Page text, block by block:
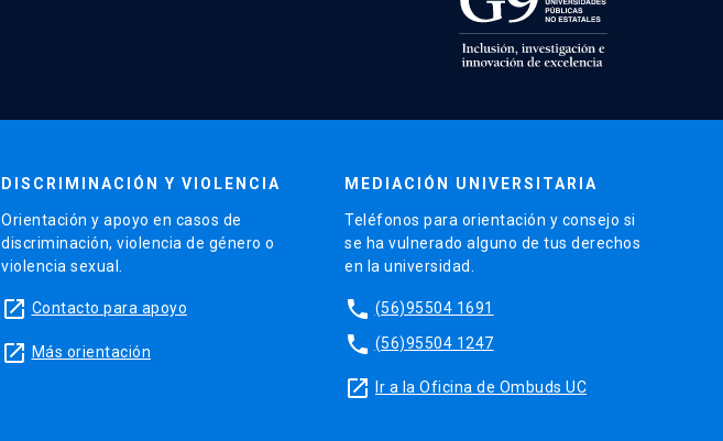
DISCRIMINACIÓN Y VIOLENCIA
Orientación y apoyo en casos de
discriminación, violencia de género o
violencia sexual.
launch Contacto para apoyo
launch Más orientación
MEDIACIÓN UNIVERSITARIA
Teléfonos para orientación y consejo si
se ha vulnerado alguno de tus derechos
en la universidad.
phone (56)95504 1691
phone (56)95504 1247
launch Ir a la Oficina de Ombuds UC